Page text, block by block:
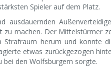
Spieler auf dem Platz.
ausdauernden
machen. Der Mittelstürmer
herum und konnte
etwas zurückgezogen
bei den Wolfsburgern sorgte.